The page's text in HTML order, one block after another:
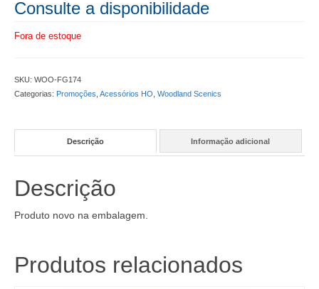
Consulte a disponibilidade
Fora de estoque
SKU: WOO-FG174
Categorias: Promoções Acessórios HO Woodland Scenics
Descrição Informação adicional
Descrição
Produto novo na embalagem.
Produtos relacionados